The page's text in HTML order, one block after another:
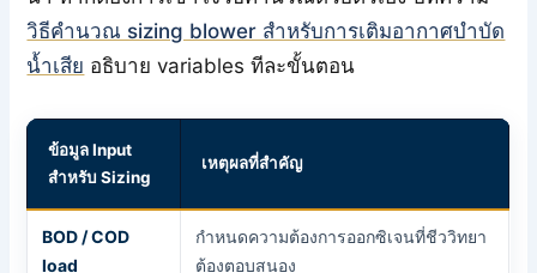
วิธีคำนวณ sizing blower สำหรับการเติมอากาศบำบัด
น้ำเสีย อธิบาย variables ทีละขั้นตอน
ข้อมูล Input
สำหรับ Sizing
เหตุผลที่สำคัญ
BOD / COD
load
กำหนดความต้องการออกซิเจนที่ชีววิทยา
ต้องตอบสนอง